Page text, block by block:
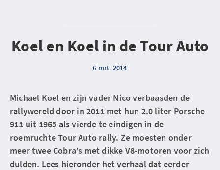
Koel en Koel in de Tour Auto
6 mrt. 2014
Michael Koel en zijn vader Nico verbaasden de
rallywereld door in 2011 met hun 2.0 liter Porsche
911 uit 1965 als vierde te eindigen in de
roemruchte Tour Auto rally. Ze moesten onder
meer twee Cobra’s met dikke V8-motoren voor zich
dulden. Lees hieronder het verhaal dat eerder